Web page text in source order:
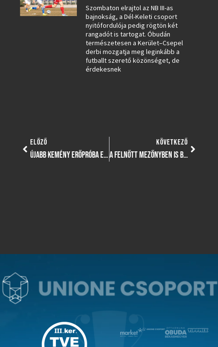
Szombaton elrajtol az NB III-as
bajnokság, a Dél-Keleti csoport
nyitófordulója pedig rögtön két
rangadót is tartogat. Óbudán
természetesen a Kerület–Csepel
derbi mozgatja meg leginkább a
futballt szerető közönséget, de
érdekesnek
ELŐZŐ
ÚJABB KEMÉNY ERŐPRÓBA ELŐTT GYÖNGYÖSSY ANIKÓÉK
KÖVETKEZŐ
A FELNŐTT MEZŐNYBEN IS BIZONYÍTOTTAK UTÁNPÓTLÁSKORÚ JÁTÉKOSAINK!